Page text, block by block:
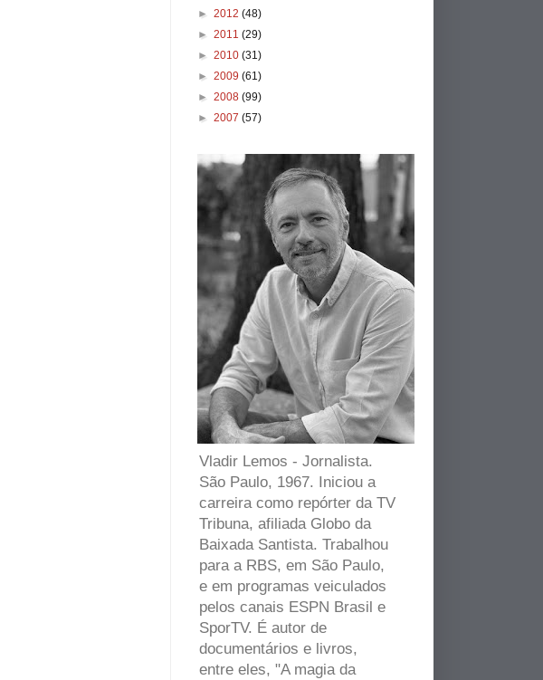
► 2012 (48)
► 2011 (29)
► 2010 (31)
► 2009 (61)
► 2008 (99)
► 2007 (57)
Vladir Lemos - Jornalista.
São Paulo, 1967. Iniciou a
carreira como repórter da TV
Tribuna, afiliada Globo da
Baixada Santista. Trabalhou
para a RBS, em São Paulo,
e em programas veiculados
pelos canais ESPN Brasil e
SporTV. É autor de
documentários e livros,
entre eles, "A magia da